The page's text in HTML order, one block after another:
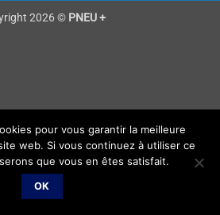
2026 © PNEU +
pour vous garantir la meilleure
web. Si vous continuez à utiliser ce
que vous en êtes satisfait.
OK